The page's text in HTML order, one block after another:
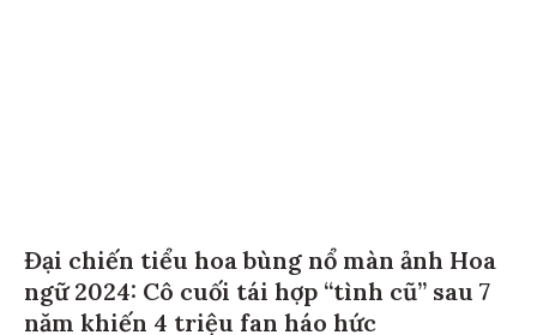
Đại chiến tiểu hoa bùng nổ màn ảnh Hoa
ngữ 2024: Cô cuối tái hợp “tình cũ” sau 7
năm khiến 4 triệu fan háo hức